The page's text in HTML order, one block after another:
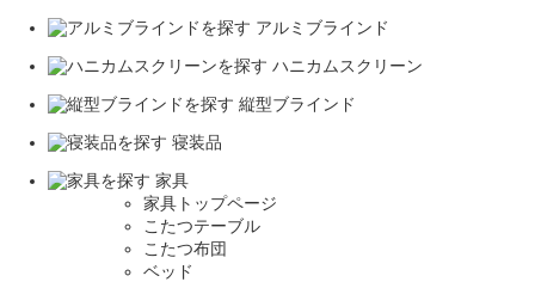
アルミブラインド
ハニカムスクリーン
縦型ブラインド
寝装品
家具
家具トップページ
こたつテーブル
こたつ布団
ベッド